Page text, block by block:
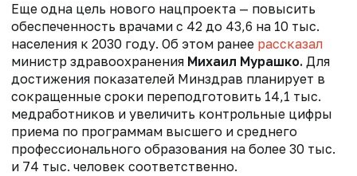
Еще одна цель нового нацпроекта — повысить
обеспеченность врачами с 42 до 43,6 на 10 тыс.
населения к 2030 году. Об этом ранее рассказал
министр здравоохранения Михаил Мурашко. Для
достижения показателей Минздрав планирует в
сокращенные сроки переподготовить 14,1 тыс.
медработников и увеличить контрольные цифры
приема по программам высшего и среднего
профессионального образования на более 30 тыс.
и 74 тыс. человек соответственно.